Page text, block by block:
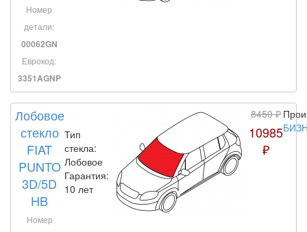
Номер
детали:
00062GN
Еврокод:
3351AGNP
Лобовое
стекло
FIAT
PUNTO
3D/5D
HB
Номер
Тип
стекла:
Лобовое
Гарантия:
10 лет
8450 ₽
10985
₽